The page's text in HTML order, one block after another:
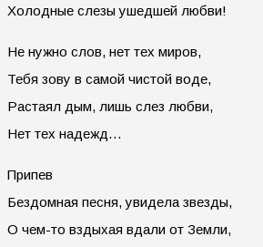
Холодные слезы ушедшей любви!
Не нужно слов, нет тех миров,
Тебя зову в самой чистой воде,
Растаял дым, лишь слез любви,
Нет тех надежд…
Припев
Бездомная песня, увидела звезды,
О чем-то вздыхая вдали от Земли,